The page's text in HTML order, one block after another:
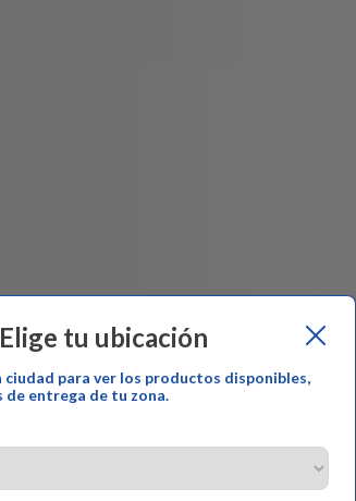
Elige tu ubicación
ciudad para ver los productos disponibles,
entrega de tu zona.